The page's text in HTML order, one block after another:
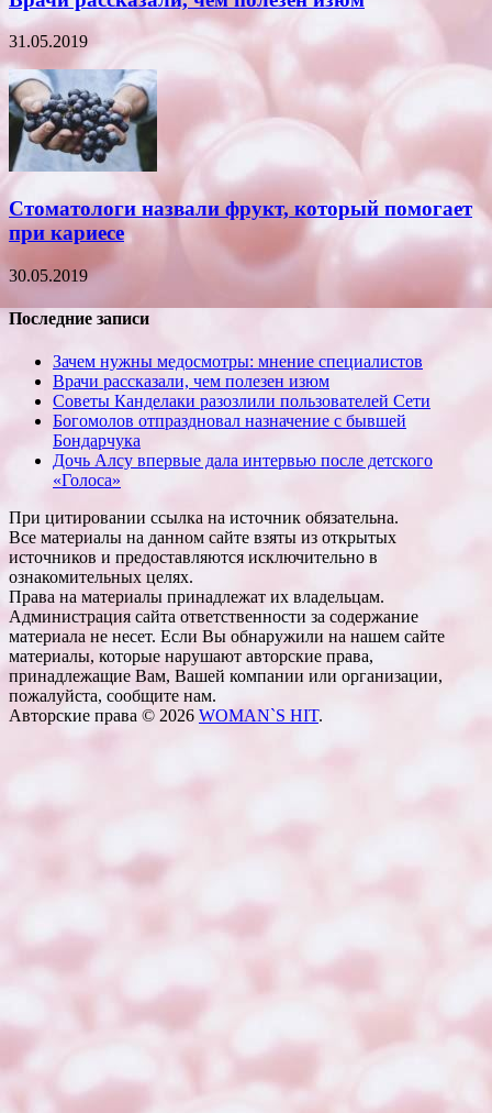
31.05.2019
Стоматологи назвали фрукт, который помогает
при кариесе
30.05.2019
Последние записи
Зачем нужны медосмотры: мнение специалистов
Врачи рассказали, чем полезен изюм
Советы Канделаки разозлили пользователей Сети
Богомолов отпраздновал назначение с бывшей
Бондарчука
Дочь Алсу впервые дала интервью после детского
«Голоса»
При цитировании ссылка на источник обязательна.
Все материалы на данном сайте взяты из открытых
источников и предоставляются исключительно в
ознакомительных целях.
Права на материалы принадлежат их владельцам.
Администрация сайта ответственности за содержание
материала не несет. Если Вы обнаружили на нашем сайте
материалы, которые нарушают авторские права,
принадлежащие Вам, Вашей компании или организации,
пожалуйста, сообщите нам.
Авторские права © 2026 WOMAN`S HIT.